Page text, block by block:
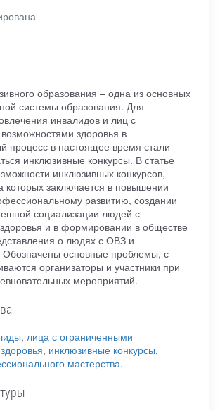
образования – одна из основных
системы образования. Для
инвалидов и лиц с
здоровья в
процесс в настоящее время стали
инклюзивные конкурсы. В статье
инклюзивных конкурсов,
которых заключается в повышении
развитию, создании
социализации людей с
и в формировании в обществе
о людях с ОВЗ и
Обозначены основные проблемы, с
организаторы и участники при
мероприятий.
, лица с ограниченными
, инклюзивные конкурсы,
мастерства.